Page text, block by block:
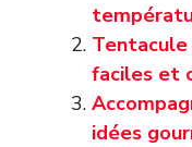
faciles et
idées